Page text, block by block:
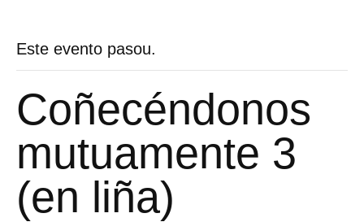
Este evento pasou.
Coñecéndonos
mutuamente 3
(en liña)